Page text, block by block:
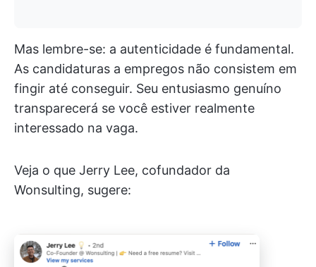
Mas lembre-se: a autenticidade é fundamental.
As candidaturas a empregos não consistem em
fingir até conseguir. Seu entusiasmo genuíno
transparecerá se você estiver realmente
interessado na vaga.
Veja o que Jerry Lee, cofundador da
Wonsulting, sugere: